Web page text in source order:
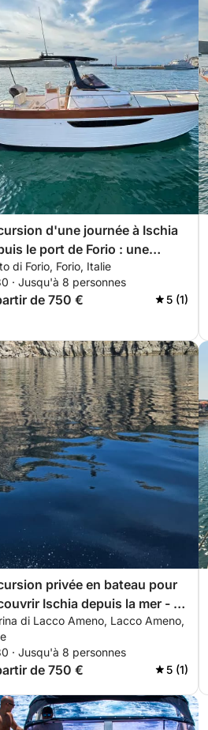
d'une journée à Ischia
le port de Forio : une
en bateau autour de
verte
di Forio, Forio, Italie
· Jusqu'à 8 personnes
de 750 € 5 (1)
privée en bateau pour
Ischia depuis la mer - au
de Lacco Ameno
di Lacco Ameno, Lacco Ameno,
· Jusqu'à 8 personnes
de 750 € 5 (1)